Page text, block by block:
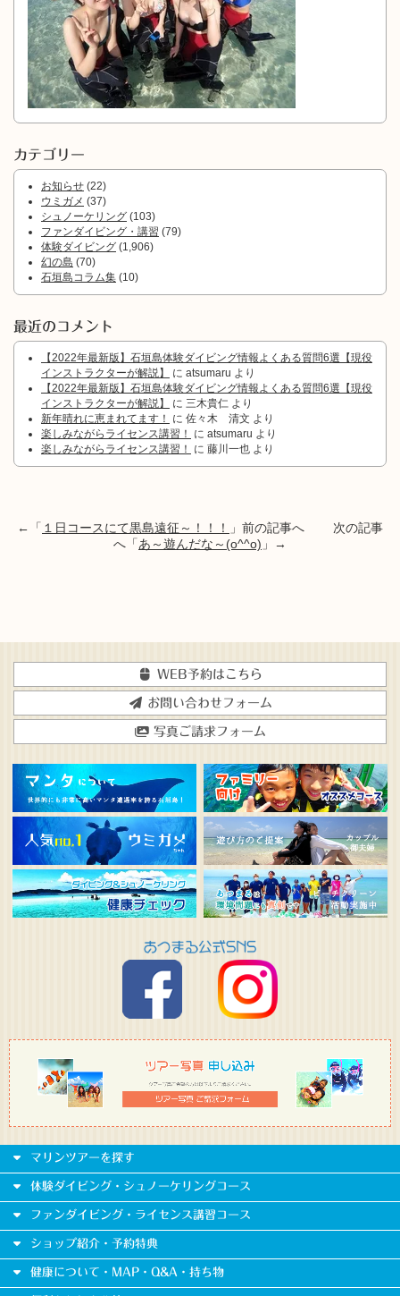
カテゴリー
お知らせ (22)
ウミガメ (37)
シュノーケリング (103)
ファンダイビング・講習 (79)
体験ダイビング (1,906)
幻の島 (70)
石垣島コラム集 (10)
最近のコメント
【2022年最新版】石垣島体験ダイビング情報よくある質問6選【現役
インストラクターが解説】
に atsumaru より
【2022年最新版】石垣島体験ダイビング情報よくある質問6選【現役
インストラクターが解説】
に 三木貴仁 より
新年晴れに恵まれてます！
に 佐々木 清文 より
楽しみながらライセンス講習！
に atsumaru より
楽しみながらライセンス講習！
に 藤川一也 より
←「 １日コースにて黒島遠征～！！！
」前の記事へ 次の記事
へ「あ～遊んだな～(o^^o) 」→
WEB予約はこちら
お問い合わせフォーム
写真ご請求フォーム
マリンツアーを探す
体験ダイビング・シュノーケリングコース
ファンダイビング・ライセンス講習コース
ショップ紹介・予約特典
健康について・MAP・Q&A・持ち物